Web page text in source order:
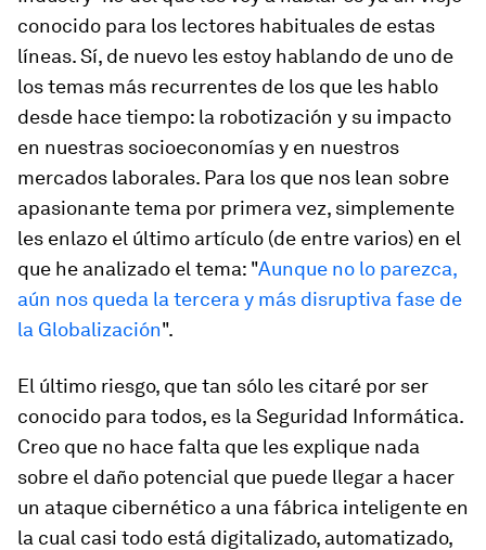
conocido para los lectores habituales de estas
líneas. Sí, de nuevo les estoy hablando de uno de
los temas más recurrentes de los que les hablo
desde hace tiempo: la robotización y su impacto
en nuestras socioeconomías y en nuestros
mercados laborales. Para los que nos lean sobre
apasionante tema por primera vez, simplemente
les enlazo el último artículo (de entre varios) en el
que he analizado el tema: "Aunque no lo parezca,
aún nos queda la tercera y más disruptiva fase de
la Globalización".
El último riesgo, que tan sólo les citaré por ser
conocido para todos, es la Seguridad Informática.
Creo que no hace falta que les explique nada
sobre el daño potencial que puede llegar a hacer
un ataque cibernético a una fábrica inteligente en
la cual casi todo está digitalizado, automatizado,